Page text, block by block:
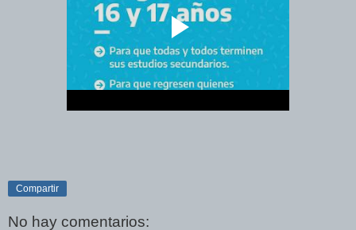
Compartir
No hay comentarios: